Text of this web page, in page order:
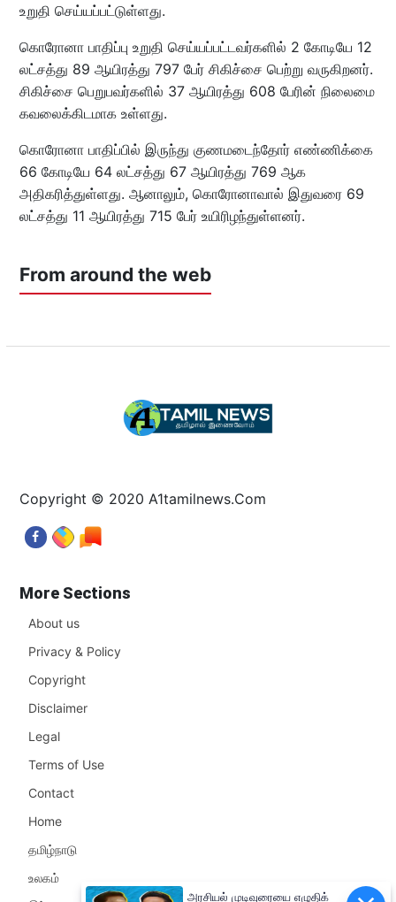
உறுதி செய்யப்பட்டுள்ளது.
கொரோனா பாதிப்பு உறுதி செய்யப்பட்டவர்களில் 2 கோடியே 12
லட்சத்து 89 ஆயிரத்து 797 பேர் சிகிச்சை பெற்று வருகிறனர்.
சிகிச்சை பெறுபவர்களில் 37 ஆயிரத்து 608 பேரின் நிலைமை
கவலைக்கிடமாக உள்ளது.
கொரோனா பாதிப்பில் இருந்து குணமடைந்தோர் எண்ணிக்கை
66 கோடியே 64 லட்சத்து 67 ஆயிரத்து 769 ஆக
அதிகரித்துள்ளது. ஆனாலும், கொரோனாவால் இதுவரை 69
லட்சத்து 11 ஆயிரத்து 715 பேர் உயிரிழந்துள்ளனர்.
From around the web
Copyright © 2020 A1tamilnews.Com
More Sections
About us
Privacy & Policy
Copyright
Disclaimer
Legal
Terms of Use
Contact
Home
தமிழ்நாடு
உலகம்
அரசியல் முடிவுரையை எழுதிக்